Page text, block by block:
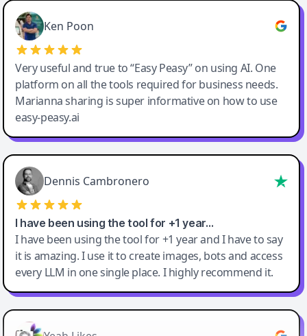
Ken Poon
Very useful and true to “Easy Peasy” on using AI. One
platform on all the tools required for business needs.
Marianna sharing is super informative on how to use
easy-peasy.ai
Dennis Cambronero
I have been using the tool for +1 year…
I have been using the tool for +1 year and I have to say
it is amazing. I use it to create images, bots and access
every LLM in one single place. I highly recommend it.